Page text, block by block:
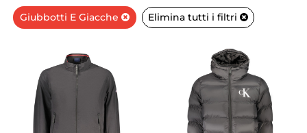
Giubbotti E Giacche
Elimina tutti i filtri